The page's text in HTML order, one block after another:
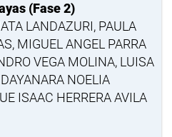
(Fase 2)
LANDAZURI, PAULA
MIGUEL ANGEL PARRA
VEGA MOLINA, LUISA
NOELIA
ISAAC HERRERA AVILA